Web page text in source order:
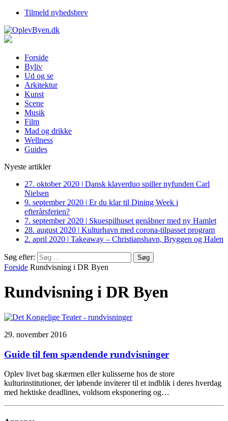
Tilmeld nyhedsbrev
Forside
Byliv
Ud og se
Arkitektur
Kunst
Scene
Musik
Film
Mad og drikke
Wellness
Guides
Nyeste artikler
27. oktober 2020 | Dansk klaverduo spiller nyfunden Carl
Nielsen
9. september 2020 | Er du klar til Dining Week i
efterårsferien?
7. september 2020 | Skuespilhuset genåbner med ny Hamlet
28. august 2020 | Kulturhavn med corona-tilpasset program
2. april 2020 | Takeaway – Christianshavn, Bryggen og Halen
Søg efter:
Forside Rundvisning i DR Byen
Rundvisning i DR Byen
29. november 2016
Guide til fem spændende rundvisninger
Oplev livet bag skærmen eller kulisserne hos de store
kulturinstitutioner, der løbende inviterer til et indblik i deres hverdag
med hektiske deadlines, voldsom eksponering og…